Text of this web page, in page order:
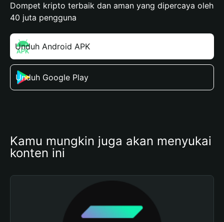
Dompet kripto terbaik dan aman yang dipercaya oleh
40 juta pengguna
Unduh Android APK
Unduh Google Play
Kamu mungkin juga akan menyukai
konten ini